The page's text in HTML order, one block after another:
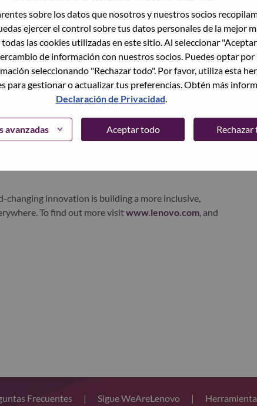
sobre los datos que nosotros y nuestros socios
ejercer el control sobre tus datos personales de la mejor
las cookies utilizadas en este sitio. Al seleccionar
de información con nuestros socios. Puedes optar por
seleccionando "Rechazar todo". Por favor, utiliza esta
para gestionar o actualizar tus preferencias. Obtén más
Declaración de Privacidad.
avanzadas Aceptar todo Rechazar
we do. We WOW our customers.
powerhouse, ranked #153 in the Fortune Global
180 markets. Focused on a bold vision to deliver
as the world’s largest PC company with a full-
devices (PCs, workstations, smartphones,
computing and software defined
continued investment in world-changing
and smarter future for everyone, everywhere.
Lenovo Group Limited (HKSE: 992) (ADR:
innovation is building a more inclusive,
To find out more visitwww.lenovo.com, and
上
智
上
智
Ver
Frecuentes | Sigue WeAreLenovo |